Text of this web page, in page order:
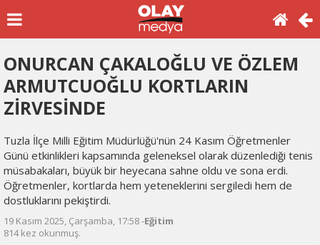
ONURCAN ÇAKALOĞLU VE ÖZLEM
ARMUTCUOĞLU KORTLARIN
ZİRVESİNDE
Tuzla İlçe Milli Eğitim Müdürlüğü'nün 24 Kasım Öğretmenler
Günü etkinlikleri kapsamında geleneksel olarak düzenlediği tenis
müsabakaları, büyük bir heyecana sahne oldu ve sona erdi.
Öğretmenler, kortlarda hem yeteneklerini sergiledi hem de
dostluklarını pekiştirdi.
19 Kasım 2025, Çarşamba, 17:58 -Eğitim
814 kez okunmuş.